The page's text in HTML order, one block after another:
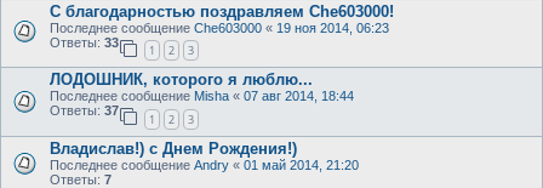
С благодарностью поздравляем Che603000!
Последнее сообщение Che603000 « 19 ноя 2014, 06:23
Ответы: 33
1 2 3
ЛОДОШНИК, которого я люблю...
Последнее сообщение Misha « 07 авг 2014, 18:44
Ответы: 37
1 2 3
Владислав!) с Днем Рождения!)
Последнее сообщение Andry « 01 май 2014, 21:20
Ответы: 7